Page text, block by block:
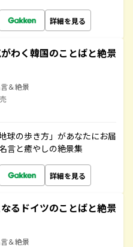
詳細を見る
わく韓国のことばと絶景
＆絶景
球の歩き方」があなたにお届
言と癒やしの絶景集
詳細を見る
るドイツのことばと絶景
＆絶景